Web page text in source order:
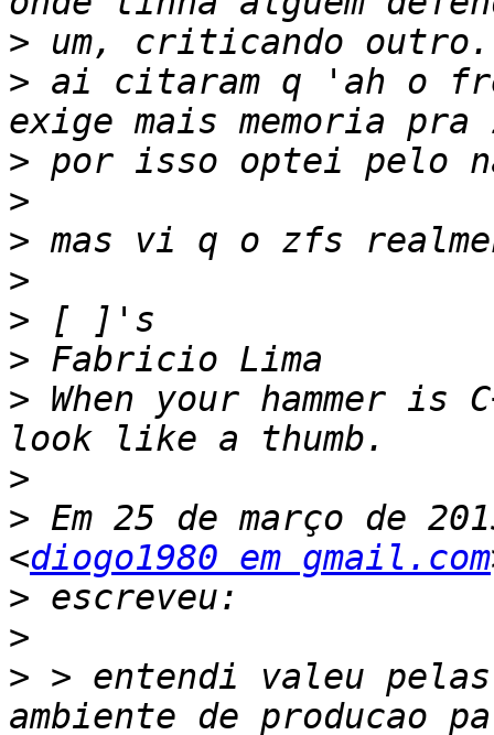
>
> ai citaram q 'ah o
>
>
>
>
>
>
> When your hammer
>
> Em 25 de março de
<diogo1980 em gmail.com
>
>
> > entendi valeu